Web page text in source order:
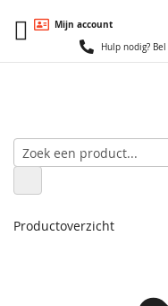
Mijn account
Hulp nodig? Bel
Productoverzicht